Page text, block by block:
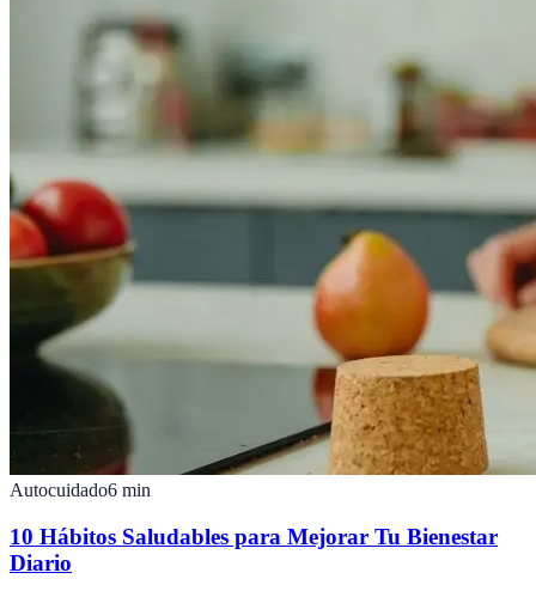
Autocuidado6 min
10 Hábitos Saludables para Mejorar Tu Bienestar
Diario